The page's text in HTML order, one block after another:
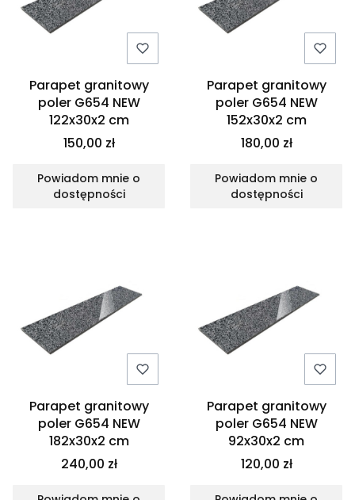
Parapet granitowy
poler G654 NEW
122x30x2 cm
150,00 zł
Powiadom mnie o
dostępności
Parapet granitowy
poler G654 NEW
152x30x2 cm
180,00 zł
Powiadom mnie o
dostępności
Parapet granitowy
poler G654 NEW
182x30x2 cm
240,00 zł
Parapet granitowy
poler G654 NEW
92x30x2 cm
120,00 zł